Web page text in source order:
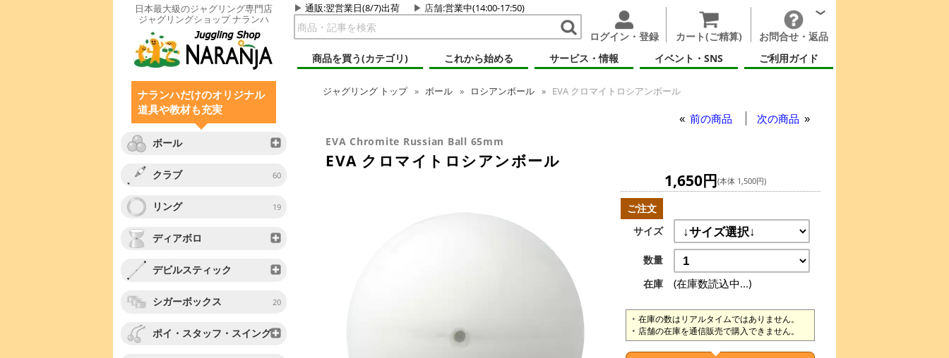
日本最大級のジャグリング専門店
ジャグリングショップ ナランハ
通販:翌営業日(8/7)出荷 店舗:営業中(14:00-17:50)
ログイン・登録 カート(ご精算)
お問合せ・返品
商品を買う(カテゴリ)
これから始める サービス・情報 イベント・SNS ご利用ガイド
ナランハだけのオリジナル
道具や教材も充実
ボール
クラブ 60
リング 19
ディアボロ
デビルスティック
シガーボックス 20
ポイ・スタッフ・スイング
ジャグリング トップ ボール ロシアンボール EVA クロマイトロシアンボール
前の商品 次の商品
EVA Chromite Russian Ball 65mm
EVA クロマイトロシアンボール
1,650円(本体 1,500円)
ご注文
サイズ
数量
在庫
(在庫数読込中...)
在庫の数はリアルタイムではありません。
店舗の在庫を通信販売で購入できません。